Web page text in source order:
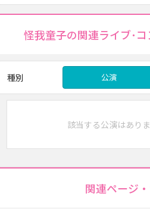
怪我童子の関連ライブ･
種別 公演
該当する公演はあり
関連ページ